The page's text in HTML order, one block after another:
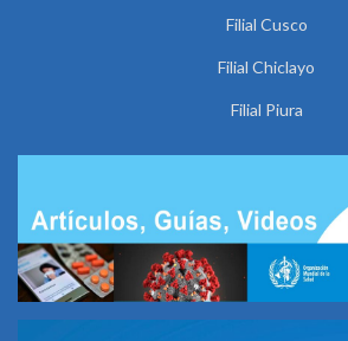
Filial Cusco
Filial Chiclayo
Filial Piura